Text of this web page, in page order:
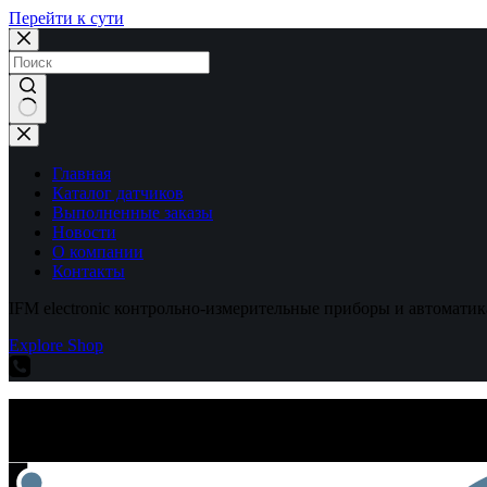
Перейти к сути
Ничего
не
найденоГлавная
Каталог датчиков
Выполненные заказы
Новости
О компании
Контакты
IFM electronic контрольно-измерительные приборы и
Explore Shop